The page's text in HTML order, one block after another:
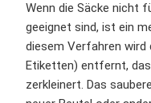
Wenn die Säcke nicht
geeignet sind, ist ein
diesem Verfahren wird
Etiketten) entfernt,
zerkleinert. Das